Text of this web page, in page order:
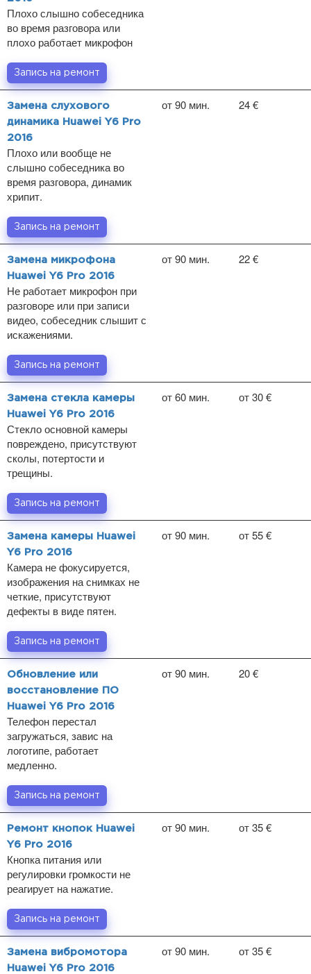
Плохо слышно собеседника
во время разговора или
плохо работает микрофон
Запись на ремонт
Замена слухового
динамика Huawei Y6 Pro
2016
Плохо или вообще не
слышно собеседника во
время разговора, динамик
хрипит.
от 90 мин. 24 €
Запись на ремонт
Замена микрофона
Huawei Y6 Pro 2016
Не работает микрофон при
разговоре или при записи
видео, собеседник слышит с
искажениями.
от 90 мин. 22 €
Запись на ремонт
Замена стекла камеры
Huawei Y6 Pro 2016
Стекло основной камеры
повреждено, присутствуют
сколы, потертости и
трещины.
от 60 мин. от 30 €
Запись на ремонт
Замена камеры Huawei
Y6 Pro 2016
Камера не фокусируется,
изображения на снимках не
четкие, присутствуют
дефекты в виде пятен.
от 90 мин. от 55 €
Запись на ремонт
Обновление или
восстановление ПО
Huawei Y6 Pro 2016
Телефон перестал
загружаться, завис на
логотипе, работает
медленно.
от 90 мин. 20 €
Запись на ремонт
Ремонт кнопок Huawei
Y6 Pro 2016
Кнопка питания или
регулировки громкости не
реагирует на нажатие.
от 90 мин. от 35 €
Запись на ремонт
Замена вибромотора
Huawei Y6 Pro 2016
от 90 мин. от 35 €